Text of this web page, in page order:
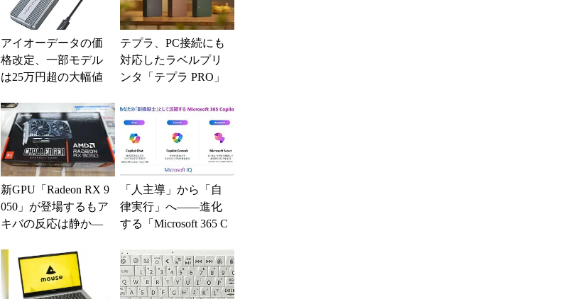
アイオーデータの価
格改定、一部モデル
は25万円超の大幅値
テプラ、PC接続にも
対応したラベルプリ
ンタ「テプラ PRO」
新GPU「Radeon RX 9
050」が登場するもア
キバの反応は静か―
ツ事...
「人主導」から「自
律実行」へ――進化
する「Microsoft 365 C
ー...